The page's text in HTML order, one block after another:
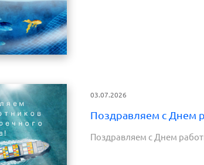
03.07.2026
Поздравляем с Днем
Поздравляем с Днем